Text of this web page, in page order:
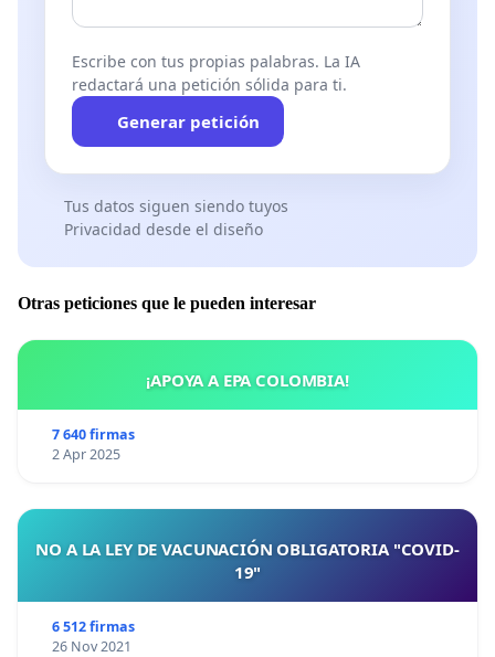
Escribe con tus propias palabras. La IA
redactará una petición sólida para ti.
Generar petición
Tus datos siguen siendo tuyos
Privacidad desde el diseño
Otras peticiones que le pueden interesar
¡APOYA A EPA COLOMBIA!
7 640 firmas
2 Apr 2025
NO A LA LEY DE VACUNACIÓN OBLIGATORIA "COVID-
19"
6 512 firmas
26 Nov 2021